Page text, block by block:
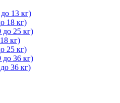
13 кг)
18 кг)
до 25 кг)
кг)
25 кг)
до 36 кг)
36 кг)